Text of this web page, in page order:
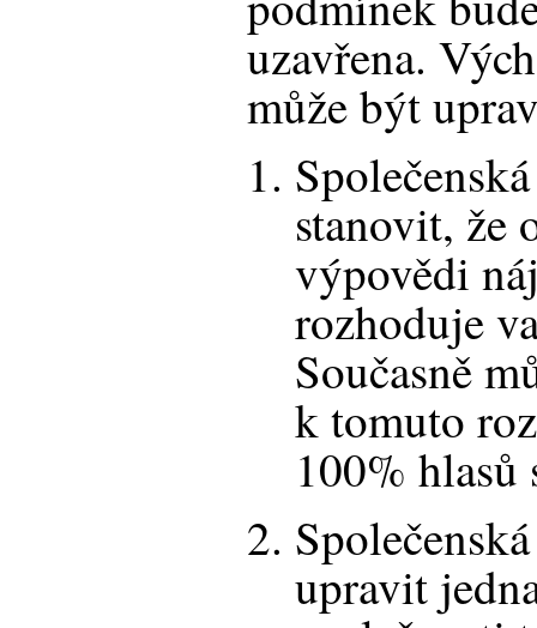
uzavřena.
může být
stanovit, že
výpovědi
rozhoduje
Současně
k tomuto
100%
upravit